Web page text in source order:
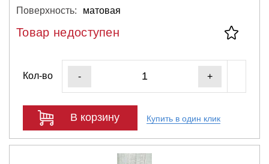
Поверхность:
матовая
Товар недоступен
Кол-во - +
В корзину Купить в один клик